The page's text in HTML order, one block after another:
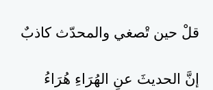
قلْ حين تْصغي والمحدّث كاذبٌ
إنَّ الحديثَ عنِ الهُرَاءِ هُرَاءُ